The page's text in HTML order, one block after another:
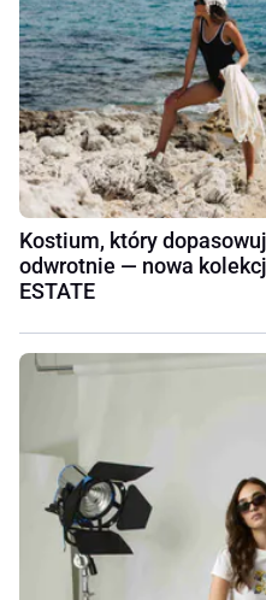
Kostium, który
odwrotnie — nowa
ESTATE